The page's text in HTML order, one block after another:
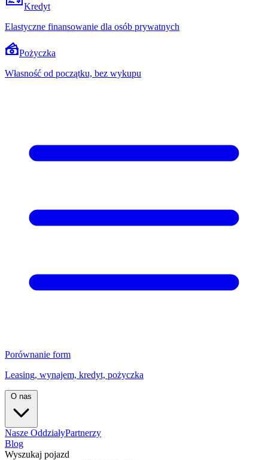
Kredyt
Elastyczne finansowanie dla osób prywatnych
Pożyczka
Własność od początku, bez wykupu
Porównanie form
Leasing, wynajem, kredyt, pożyczka
O nas
Nasze OddziałyPartnerzy
Blog
Wyszukaj pojazd